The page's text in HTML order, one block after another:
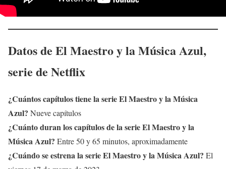
Datos de El Maestro y la Música Azul,
serie de Netflix
¿Cuántos capítulos tiene la serieEl Maestro y la Música
Azul? Nueve capítulos
¿Cuánto duran los capítulos de la serieEl Maestro y la
Música Azul? Entre 50 y 65 minutos, aproximadamente
¿Cuándo se estrena la serie El Maestro y la Música Azul? El